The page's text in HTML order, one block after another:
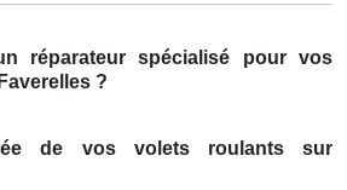
réparateur spécialisé pour vos
?
de vos volets roulants sur